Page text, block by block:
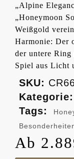
„Alpine
„Honeymoon
Weißgold
Harmonie: Der
der untere
Spiel aus Licht
SKU:
Kategorie:
Tags: